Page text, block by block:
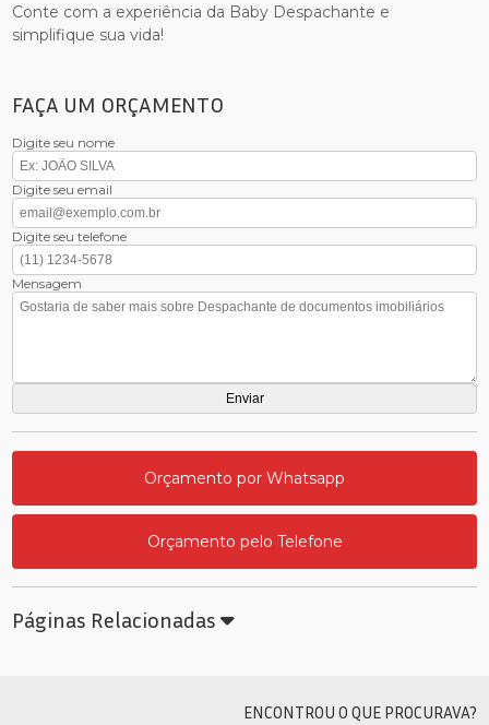
Conte com a experiência da Baby Despachante e
simplifique sua vida!
FAÇA UM ORÇAMENTO
Digite seu nome
Digite seu email
Digite seu telefone
Mensagem
Orçamento por Whatsapp
Orçamento pelo Telefone
Páginas Relacionadas
ENCONTROU O QUE PROCURAVA?